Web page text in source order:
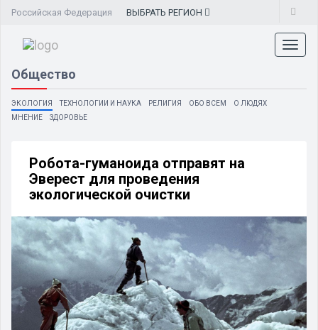
Российская Федерация ВЫБРАТЬ РЕГИОН
Общество
ЭКОЛОГИЯ ТЕХНОЛОГИИ И НАУКА РЕЛИГИЯ ОБО ВСЕМ
О ЛЮДЯХ
МНЕНИЕ
ЗДОРОВЬЕ
Робота-гуманоида отправят на
Эверест для проведения
экологической очистки